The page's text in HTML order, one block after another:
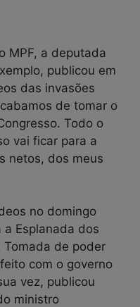
MPF, a deputada
publicou em
das invasões
de tomar o
Todo o
vai ficar para a
netos, dos meus
no domingo
a Esplanada dos
Tomada de poder
com o governo
vez, publicou
ministro